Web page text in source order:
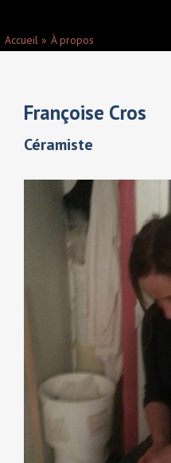
Accueil
À propos
Françoise Cros
Céramiste